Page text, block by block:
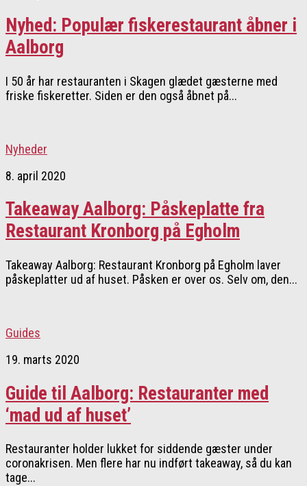
Nyhed: Populær fiskerestaurant åbner i
Aalborg
I 50 år har restauranten i Skagen glædet gæsterne med
friske fiskeretter. Siden er den også åbnet på...
Nyheder
8. april 2020
Takeaway Aalborg: Påskeplatte fra
Restaurant Kronborg på Egholm
Takeaway Aalborg: Restaurant Kronborg på Egholm laver
påskeplatter ud af huset. Påsken er over os. Selv om, den...
Guides
19. marts 2020
Guide til Aalborg: Restauranter med
‘mad ud af huset’
Restauranter holder lukket for siddende gæster under
coronakrisen. Men flere har nu indført takeaway, så du kan
tage...